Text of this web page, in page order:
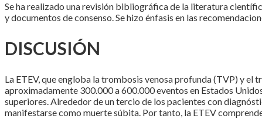
Se ha realizado una revisión bibliográfica de la literatura
y documentos de consenso. Se hizo énfasis en las
DISCUSIÓN
La ETEV, que engloba la trombosis venosa profunda (TVP) y el
aproximadamente 300.000 a 600.000 eventos en Estados
superiores. Alrededor de un tercio de los pacientes con
manifestarse como muerte súbita. Por tanto, la ETEV